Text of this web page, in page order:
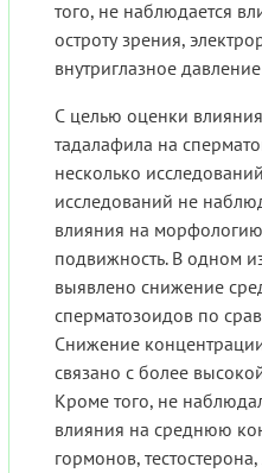
того, не наблюдается
остроту зрения,
внутриглазное
С целью оценки
тадалафила на
несколько
исследований не
влияния на
подвижность. В одном
выявлено снижение
сперматозоидов по
Снижение
связано с более
Кроме того, не
влияния на среднюю
гормонов,